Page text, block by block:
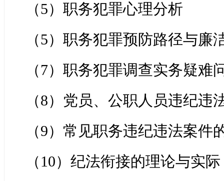
（5）职务犯罪心理分析
（5）职务犯罪预防路径与廉
（7）职务犯罪调查实务疑难
（8）党员、公职人员违纪违
（9）常见职务违纪违法案件
（10）纪法衔接的理论与实际